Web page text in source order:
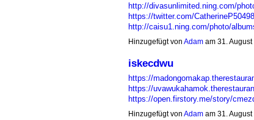
http://divasunlimited.ning.com/
https://twitter.com/
http://caisu1.ning.com/photo/
Hinzugefügt von Adamam 31.
iskecdwu
https://
https://
https://open.firstory.me/story/
Hinzugefügt von Adamam 31.